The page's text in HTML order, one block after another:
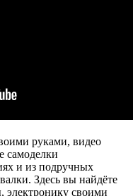
руками, видео
самоделки
и из подручных
Здесь вы найдёте
электронику своими